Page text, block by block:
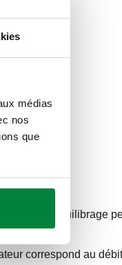
médias
nos
que
Cet équilibrage
correspond au